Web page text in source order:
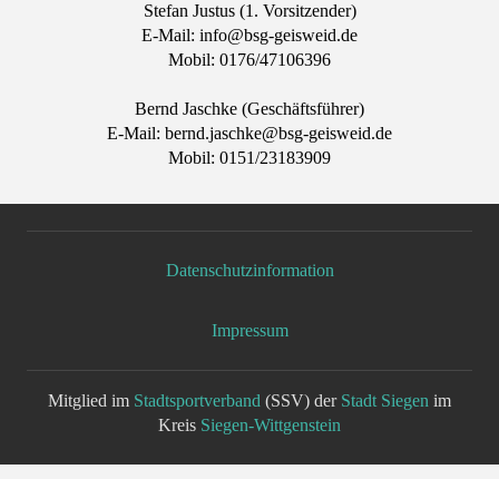
Stefan Justus (1. Vorsitzender)
E-Mail: info@bsg-geisweid.de
Mobil: 0176/47106396
Bernd Jaschke (Geschäftsführer)
E-Mail: bernd.jaschke@bsg-geisweid.de
Mobil: 0151/23183909
Datenschutzinformation
Impressum
Mitglied im Stadtsportverband (SSV) der Stadt Siegen im
Kreis Siegen-Wittgenstein